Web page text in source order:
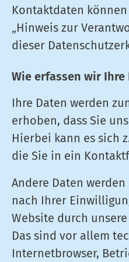
Kontaktdaten
„Hinweis zur
dieser
Wie erfassen wir Ihre
Ihre Daten werden
erhoben, dass Sie
Hierbei kann es sich
die Sie in ein
Andere Daten
nach Ihrer
Website durch
Das sind vor allem
Internetbrowser,